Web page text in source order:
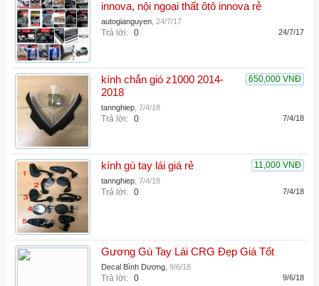
innova, nội ngoại thất ôtô innova rẻ
autogianguyen 24/7/17
Trả lời: 0 24/7/17
650,000 VNĐ
kính chắn gió z1000 2014-
2018
tannghiep 7/4/18
Trả lời: 0 7/4/18
11,000 VNĐ
kính gù tay lái giá rẻ
tannghiep 7/4/18
Trả lời: 0 7/4/18
Gương Gù Tay Lái CRG Đẹp Giá Tốt
Decal Bình Dương 9/6/18
Trả lời: 0 9/6/18